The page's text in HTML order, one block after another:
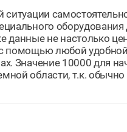
ситуации
оборудования
данные не настолько
помощью любой удобной
Значение 10000 для
области, т.к. обычно